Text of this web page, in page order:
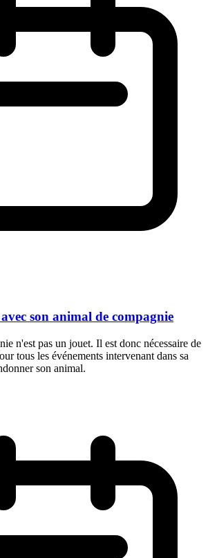
son animal de compagnie
n'est pas un jouet. Il est donc nécessaire de
tous les événements intervenant dans sa
son animal.